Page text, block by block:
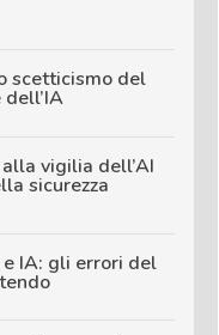
scetticismo del
vigilia dell’AI
sicurezza
IA: gli errori del